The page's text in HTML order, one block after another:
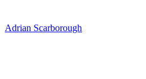
Adrian Scarborough